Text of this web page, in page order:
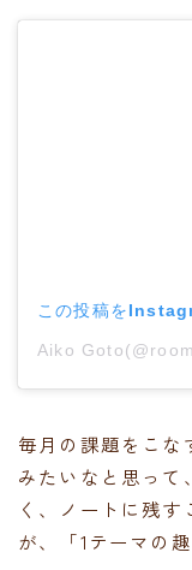
この投稿を
Aiko
毎月の課題をこな
みたいなと思って
く、ノートに残
が、「1テーマの